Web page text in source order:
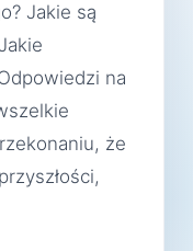
Jakie są
na
że